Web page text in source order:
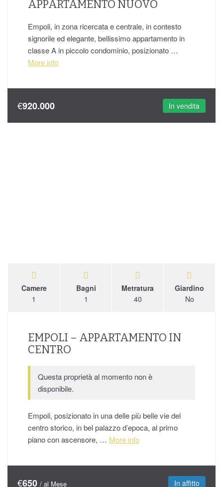
APPARTAMENTO NUOVO
Empoli, in zona ricercata e centrale, in contesto
signorile ed elegante, bellissimo appartamento in
classe A in piccolo condominio, posizionato …
More info
€920.000 In vendita
Camere
1
Bagni
1
Metratura
40
Giardino
No
EMPOLI – APPARTAMENTO IN
CENTRO
Questa proprietà al momento non è
disponibile.
Empoli, posizionato in una delle più belle vie del
centro storico, in bel palazzo d’epoca, al primo
piano con ascensore, … More info
€650 / al Mese In affitto